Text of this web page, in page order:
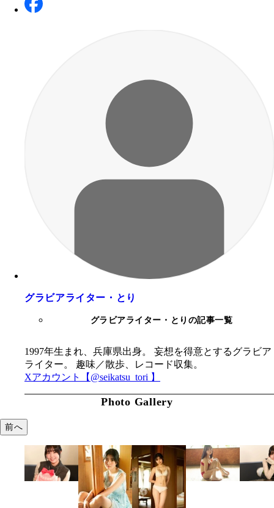
グラビアライター・とり
グラビアライター・とりの記事一覧
1997年生まれ、兵庫県出身。 妄想を得意とするグラビア
ライター。 趣味／散歩、レコード収集。
Xアカウント【@seikatsu_tori 】
Photo Gallery
前へ